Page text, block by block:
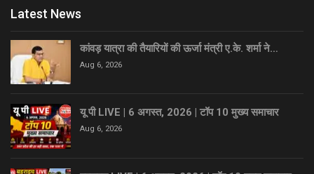
Latest News
कांवड़ यात्रा की तैयारियों की ऊर्जा मंत्री ए.के. शर्मा ने…
Aug 6, 2026
यू पी LIVE | 6 अगस्त, 2026 | टॉप 10 मुख्य समाचार
Aug 6, 2026